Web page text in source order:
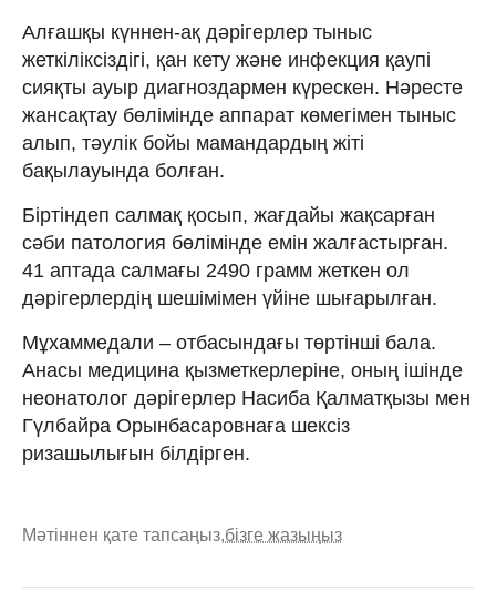
Алғашқы күннен-ақ дәрігерлер тыныс
жеткіліксіздігі, қан кету және инфекция қаупі
сияқты ауыр диагноздармен күрескен. Нәресте
жансақтау бөлімінде аппарат көмегімен тыныс
алып, тәулік бойы мамандардың жіті
бақылауында болған.
Біртіндеп салмақ қосып, жағдайы жақсарған
сәби патология бөлімінде емін жалғастырған.
41 аптада салмағы 2490 грамм жеткен ол
дәрігерлердің шешімімен үйіне шығарылған.
Мұхаммедали – отбасындағы төртінші бала.
Анасы медицина қызметкерлеріне, оның ішінде
неонатолог дәрігерлер Насиба Қалматқызы мен
Гүлбайра Орынбасаровнаға шексіз
ризашылығын білдірген.
Мәтіннен қате тапсаңыз,бізге жазыңыз